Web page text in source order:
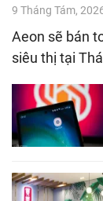
9 Tháng Tám,
Aeon sẽ bán
siêu thị tại